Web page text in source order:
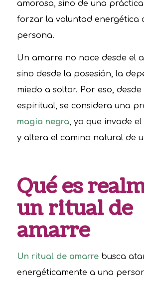
amorosa, sino de una
forzar la voluntad energética
persona.
Un amarre no nace desde el
sino desde la posesión, la
miedo a soltar. Por eso,
espiritual, se considera una
magia negra, ya que invade
y altera el camino natural de
Qué es
un ritual de
amarre
Un ritual de amarrebusca
energéticamente a una